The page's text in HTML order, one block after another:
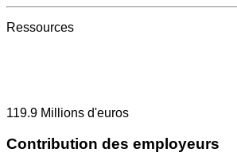
Ressources
119.9 Millions d'euros
Contribution des employeurs